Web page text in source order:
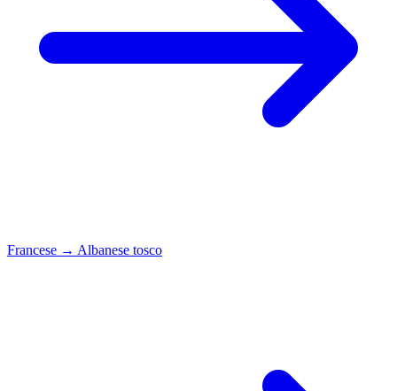
Francese → Albanese tosco